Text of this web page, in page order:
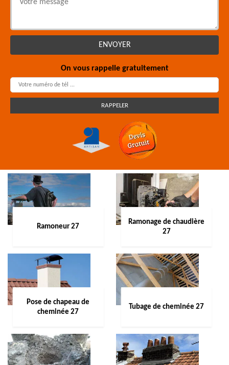
On vous rappelle gratuitement
Ramoneur 27
Ramonage de chaudière
27
Pose de chapeau de
cheminée 27
Tubage de cheminée 27